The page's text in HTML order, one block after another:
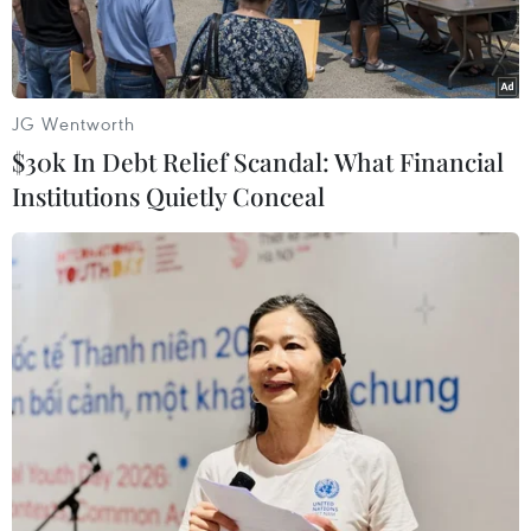
mạnh tới 10 đồng.
Giao dịch vàng tại các doanh nghiệp. (Ảnh: PV/Vietnam+)
Mở cửa phiên sáng nay (23/11), giá vàng SJC của
Công ty vàng bạc đá quý Sài Gòn không có biến
JG Wentworth
$30k In Debt Relief Scandal: What Financial
Institutions Quietly Conceal